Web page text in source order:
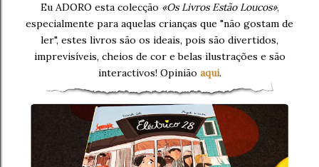
Eu ADORO esta colecção «Os Livros Estão Loucos»,
especialmente para aquelas crianças que "não gostam de
ler", estes livros são os ideais, pois são divertidos,
imprevisíveis, cheios de cor e belas ilustrações e são
interactivos! Opinião aqui.